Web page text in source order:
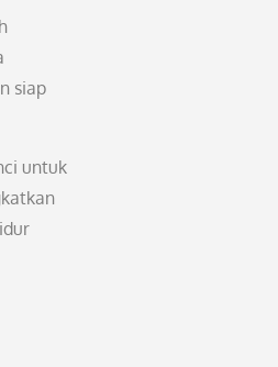
siap
untuk